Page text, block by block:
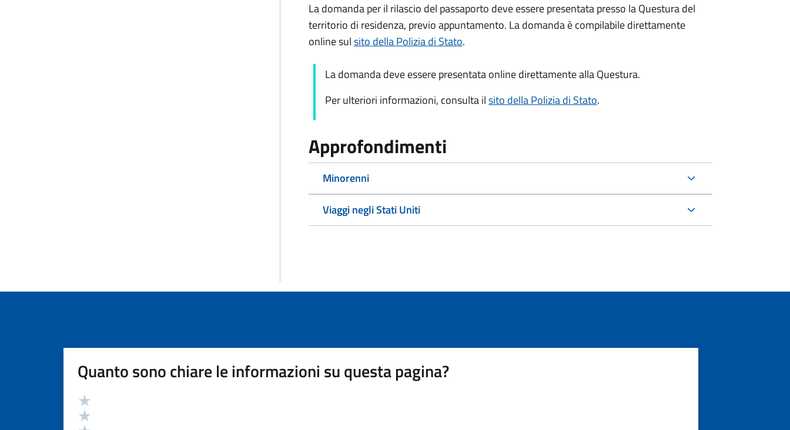
La domanda per il rilascio del passaporto deve essere presentata presso la Questura del
territorio di residenza, previo appuntamento. La domanda è compilabile direttamente
online sulsito della Polizia di Stato.
La domanda deve essere presentata online direttamente alla Questura.
Per ulteriori informazioni, consulta ilsito della Polizia di Stato.
Approfondimenti
Minorenni
Viaggi negli Stati Uniti
Quanto sono chiare le informazioni su questa pagina?
Valutazione